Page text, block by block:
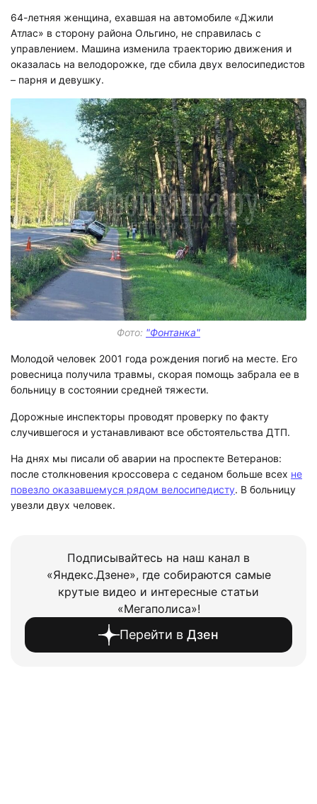
64-летняя женщина, ехавшая на автомобиле «Джили
Атлас» в сторону района Ольгино, не справилась с
управлением. Машина изменила траекторию движения и
оказалась на велодорожке, где сбила двух велосипедистов
– парня и девушку.
Фото: "Фонтанка"
Молодой человек 2001 года рождения погиб на месте. Его
ровесница получила травмы, скорая помощь забрала ее в
больницу в состоянии средней тяжести.
Дорожные инспекторы проводят проверку по факту
случившегося и устанавливают все обстоятельства ДТП.
На днях мы писали об аварии на проспекте Ветеранов:
после столкновения кроссовера с седаном больше всех не
повезло оказавшемуся рядом велосипедисту. В больницу
увезли двух человек.
Подписывайтесь на наш канал в
«Яндекс.Дзене», где собираются самые
крутые видео и интересные статьи
«Мегаполиса»!
Перейти в Дзен